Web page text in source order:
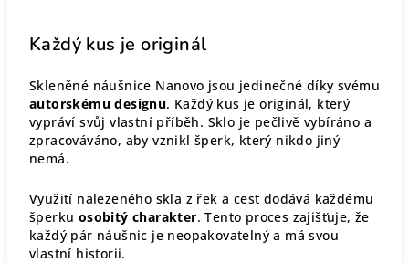
Každý kus je originál
Skleněné náušnice Nanovo jsou jedinečné díky svému
autorskému designu. Každý kus je originál, který
vypráví svůj vlastní příběh. Sklo je pečlivě vybíráno a
zpracováváno, aby vznikl šperk, který nikdo jiný
nemá.
Využití nalezeného skla z řek a cest dodává každému
šperku osobitý charakter. Tento proces zajišťuje, že
každý pár náušnic je neopakovatelný a má svou
vlastní historii.